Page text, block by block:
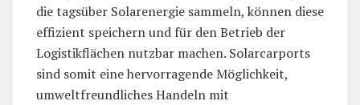
die tagsüber Solarenergie sammeln, können diese
effizient speichern und für den Betrieb der
Logistikflächen nutzbar machen. Solarcarports
sind somit eine hervorragende Möglichkeit,
umweltfreundliches Handeln mit